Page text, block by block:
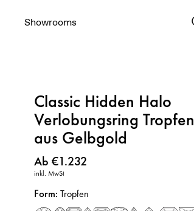
Showrooms
Classic Hidden Halo
Verlobungsring Tropfen
aus Gelbgold
Preis:
Ab €1.232
inkl. MwSt
Form:Tropfen